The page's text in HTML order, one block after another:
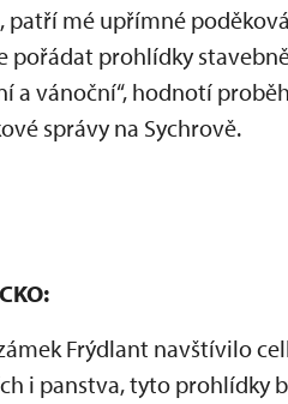
patří mé upřímné
pořádat prohlídky
a vánoční“, hodnotí
správy na Sychrově.
Frýdlant navštívilo
i panstva, tyto prohlídky